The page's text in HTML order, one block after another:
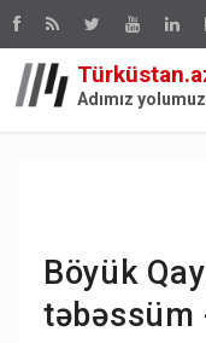
Adımız
Böyük
təbəssüm